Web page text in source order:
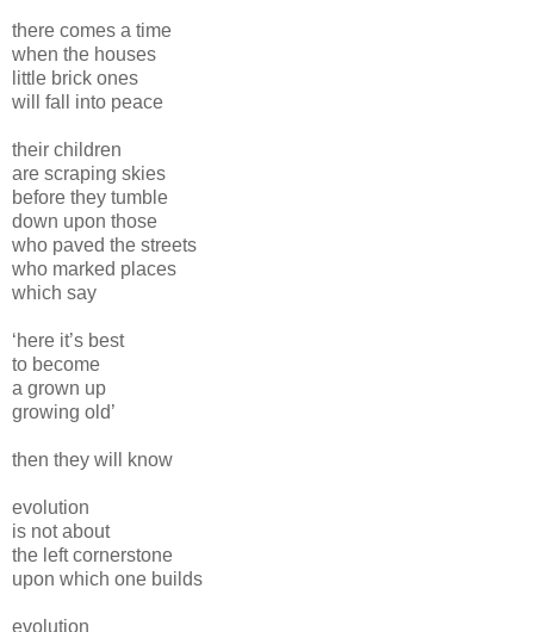
there comes a time
when the houses
little brick ones
will fall into peace
their children
are scraping skies
before they tumble
down upon those
who paved the streets
who marked places
which say
‘here it’s best
to become
a grown up
growing old’
then they will know
evolution
is not about
the left cornerstone
upon which one builds
evolution